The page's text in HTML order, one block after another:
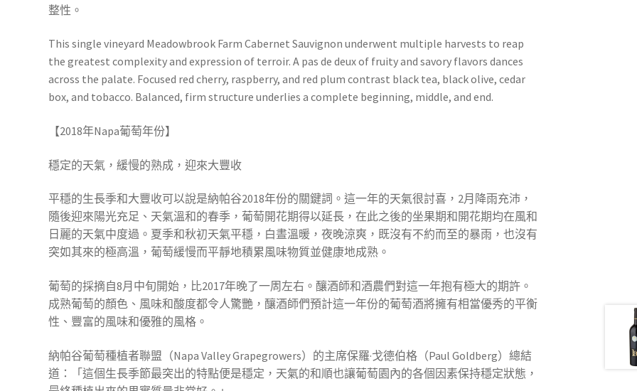
No
Koe
(Voice
of
Estate
Sauvignon
量
整性。
This single vineyard Meadowbrook Farm Cabernet Sauvignon underwent multiple harvests to reap
the greatest complexity and expression of terroir. A pas de deux of fruity and savory flavors dances
across the palate. Focused red cherry, raspberry, and red plum contrast black tea, black olive, cedar
box, and tobacco. Balanced, firm structure underlies a complete beginning, middle, and end.
【2018年Napa葡萄年份】
穩定的天氣，緩慢的熟成，迎來大豐收
平穩的生長季和大豐收可以說是納帕谷2018年份的關鍵詞。這一年的天氣很討喜，2月降雨充沛，
隨後迎來陽光充足、天氣溫和的春季，葡萄開花期得以延長，在此之後的坐果期和開花期均在風和
日麗的天氣中度過。夏季和秋初天氣平穩，白晝溫暖，夜晚涼爽，既沒有不約而至的暴雨，也沒有
突如其來的極高溫，葡萄緩慢而平靜地積累風味物質並健康地成熟。
葡萄的採摘自8月中旬開始，比2017年晚了一周左右。釀酒師和酒農們對這一年抱有極大的期許。
成熟葡萄的顏色、風味和酸度都令人驚艷，釀酒師們預計這一年份的葡萄酒將擁有相當優秀的平衡
性、豐富的風味和優雅的風格。
納帕谷葡萄種植者聯盟（Napa Valley Grapegrowers）的主席保羅·戈德伯格（Paul Goldberg）總結
道：「這個生長季節最突出的特點便是穩定，天氣的和順也讓葡萄園內的各個因素保持穩定狀態，